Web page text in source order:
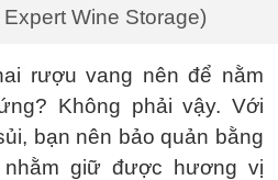
Wine Storage)
rượu vang nên để nằm
Không phải vậy. Với
bạn nên bảo quản bằng
giữ được hương vị